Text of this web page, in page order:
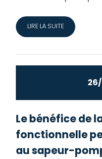
LIRE LA SUITE
Le bénéfice de
fonctionnelle
au sapeur-